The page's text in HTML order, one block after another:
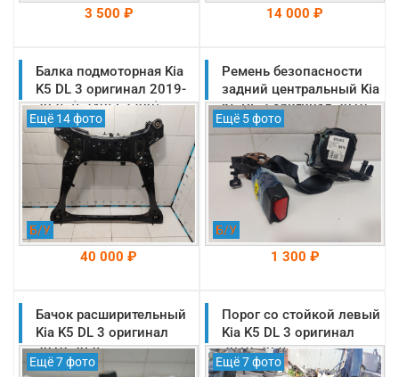
3 500 ₽
На складе: Раменское
-->
14 000 ₽
На складе: Раменское
-->
Балка подмоторная Kia
K5 DL 3 оригинал 2019-
2025 (62405L2300)
Ещё 14 фото
Б/У
40 000 ₽
На складе: Раменское
-->
Ремень безопасности
задний центральный Kia
K5 DL 3 оригинал 2019-
2025 (89850L2100WK)
Ещё 5 фото
Б/У
1 300 ₽
На складе: Раменское
-->
Бачок расширительный
Kia K5 DL 3 оригинал
2019-2025
(25430L1500)
Ещё 7 фото
Порог со стойкой левый
Kia K5 DL 3 оригинал
2019-2025
(71312L2D00)
Ещё 7 фото